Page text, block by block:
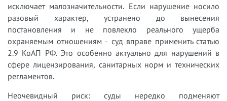
исключает малозначительности. Если нарушение носило
разовый характер, устранено до вынесения
постановления и не повлекло реального ущерба
охраняемым отношениям - суд вправе применить статью
2.9 КоАП РФ. Это особенно актуально для нарушений в
сфере лицензирования, санитарных норм и технических
регламентов.
Неочевидный риск: суды нередко подменяют